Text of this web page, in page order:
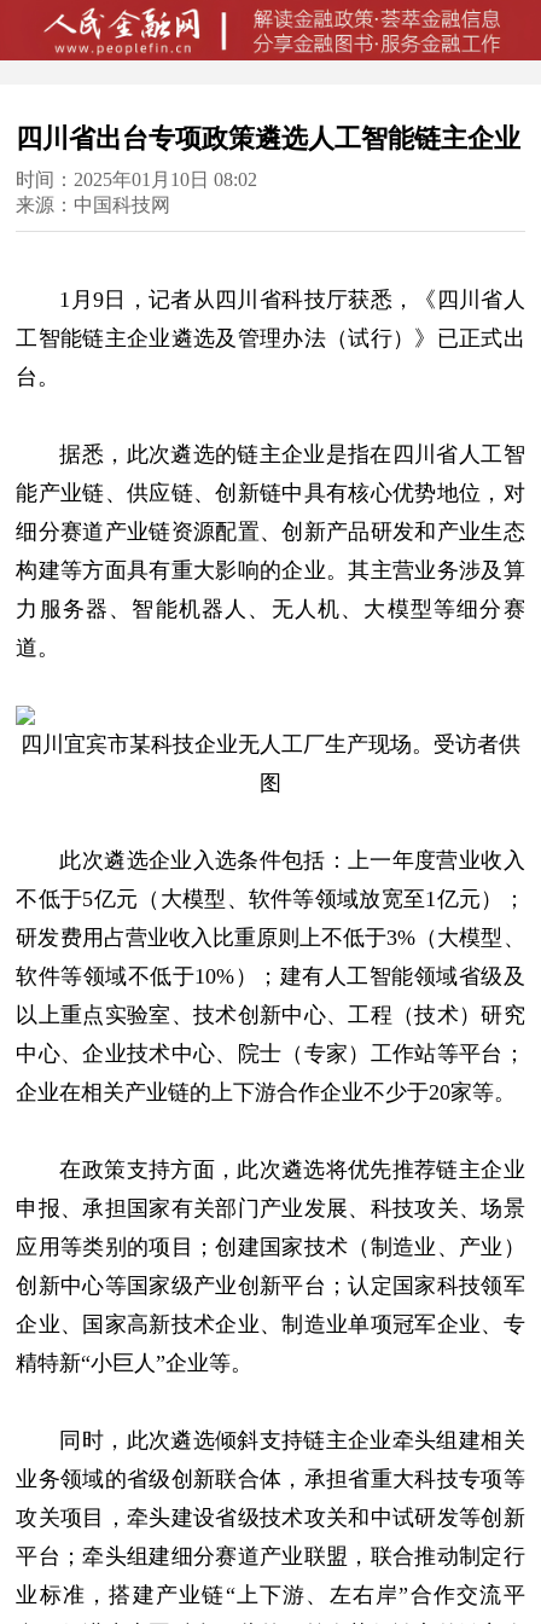
四川省出台专项政策遴选人工智能链主企业
时间：2025年01月10日 08:02
来源：中国科技网
1月9日，记者从四川省科技厅获悉，《四川省人
工智能链主企业遴选及管理办法（试行）》已正式出
台。
据悉，此次遴选的链主企业是指在四川省人工智
能产业链、供应链、创新链中具有核心优势地位，对
细分赛道产业链资源配置、创新产品研发和产业生态
构建等方面具有重大影响的企业。其主营业务涉及算
力服务器、智能机器人、无人机、大模型等细分赛
道。
四川宜宾市某科技企业无人工厂生产现场。受访者供
图
此次遴选企业入选条件包括：上一年度营业收入
不低于5亿元（大模型、软件等领域放宽至1亿元）；
研发费用占营业收入比重原则上不低于3%（大模型、
软件等领域不低于10%）；建有人工智能领域省级及
以上重点实验室、技术创新中心、工程（技术）研究
中心、企业技术中心、院士（专家）工作站等平台；
企业在相关产业链的上下游合作企业不少于20家等。
在政策支持方面，此次遴选将优先推荐链主企业
申报、承担国家有关部门产业发展、科技攻关、场景
应用等类别的项目；创建国家技术（制造业、产业）
创新中心等国家级产业创新平台；认定国家科技领军
企业、国家高新技术企业、制造业单项冠军企业、专
精特新“小巨人”企业等。
同时，此次遴选倾斜支持链主企业牵头组建相关
业务领域的省级创新联合体，承担省重大科技专项等
攻关项目，牵头建设省级技术攻关和中试研发等创新
平台；牵头组建细分赛道产业联盟，联合推动制定行
业标准，搭建产业链“上下游、左右岸”合作交流平